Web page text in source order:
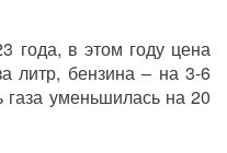
года, в этом году цена
литр, бензина – на 3-6
газа уменьшилась на 20